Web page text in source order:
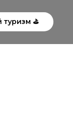
туризм ⛳